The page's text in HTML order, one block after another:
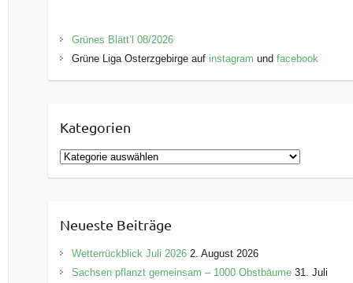
Grünes Blätt’l 08/2026
Grüne Liga Osterzgebirge auf instagram und facebook
Kategorien
K
a
g
o
r
Neueste Beiträge
Wetterrückblick Juli 2026 2. August 2026
Sachsen pflanzt gemeinsam – 1000 Obstbäume 31. Juli